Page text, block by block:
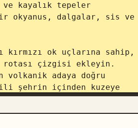
kayalık tepeler
okyanus, dalgalar, sis ve
kırmızı ok uçlarına sahip,
rotası çizgisi ekleyin.
volkanik adaya doğru
şehrin içinden kuzeye
dar bir kapıdan
doğru kıvrımlı bir